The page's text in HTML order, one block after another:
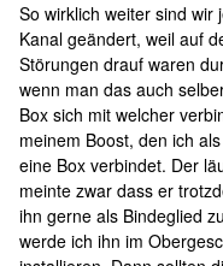
So wirklich weiter sind wir
Kanal geändert, weil auf
Störungen drauf waren
wenn man das auch
Box sich mit welcher
meinem Boost, den ich
eine Box verbindet. Der
meinte zwar dass er
ihn gerne als Bindeglied
werde ich ihn im